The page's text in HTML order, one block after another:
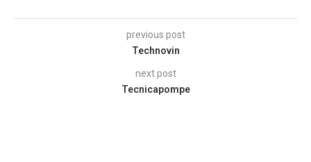
previous post
Technovin
next post
Tecnicapompe